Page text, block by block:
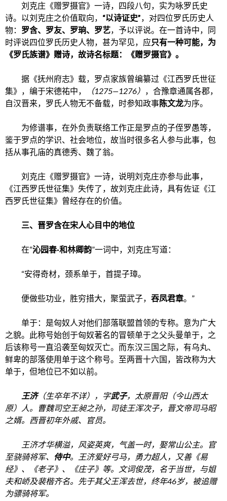
刘克庄《赠罗摄官》一诗，四段八句，实为咏罗氏史
诗。以刘克庄之价值取向， “以诗证史”，对四位罗氏历史人
物： 罗含、罗友、罗珦、罗艺，予以评说。在一首诗中，同
时评说四位罗氏历史人物，甚为罕见，应只有一种可能，为
《罗氏族谱》赠诗，故诗名标题：《赠罗摄官》。
据《抚州府志》载，罗点家族曾编纂过《江西罗氏世征
集》，编于宋德祐中，
（1275—1276） ，合豫章通属各郡，
自汉晋来，罗氏人物无不备载，时参知政事陈文龙为序。
为修谱事，在外负责联络工作正是罗点的子侄罗愚等，
鉴于罗点的学识、社会地位，故当时很多名人参与此事，包
括从事孔庙的真德秀、魏了翁。
刘克庄《赠罗摄官》一诗，说明刘克庄亦参与此事，
《江西罗氏世征集》失传了，故刘克庄此诗，具有佐证《江
西罗氏世征集》曾经存在的价值。
三、晋罗含在宋人心目中的地位
在“沁园春·和林卿韵”一词中，刘克庄写道：
“安得奇材，颈系单于，首提子璋。
便做些功业，胜穷措大，聚萤武子， 吞凤君章。”
单于：是匈奴人对他们部落联盟首领的专称。意为广大
之貌。此称号始创于匈奴著名的冒顿单于之父头曼单于，之
后该称号一直沿袭至匈奴灭亡。而东汉三国之际，有乌丸、
鲜卑的部落使用单于这个称号。至两晋十六国，皆改称为大
单于，但地位已不如以前。
王济（生卒年不详），字武子，太原晋阳（今山西太
原）人。曹魏司空王昶之孙，司徒王浑次子，晋文帝司马昭
之婿。西晋初年外戚、官员。
王济才华横溢，风姿英爽，气盖一时，娶常山公主。官
至骁骑将军、
侍中。王济爱好弓马，勇力超人，又善《易
经》、《老子》、《庄子》等。文词俊茂，名于当世，与姐
夫和峤及裴楷齐名。先于其父王浑去世，终年46岁，被追赠
为骠骑将军。